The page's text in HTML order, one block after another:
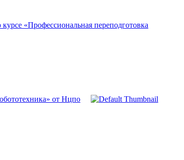
«Профессиональная переподготовка
от Нцпо